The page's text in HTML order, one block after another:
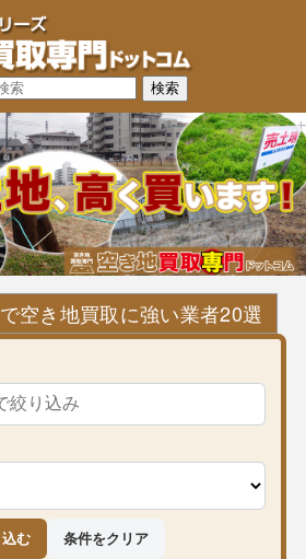
で空き地買取に強い業者20選
む 条件をクリア